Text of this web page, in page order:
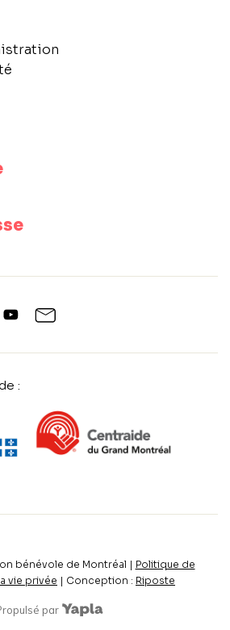
:
bénévole de Montréal | Politique de
vie privée | Conception : Riposte
par